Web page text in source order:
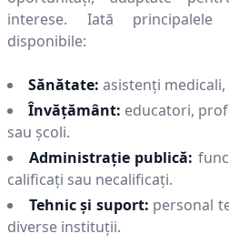
interese. Iată
disponibile:
Sănătate: asistenți
Învățământ: educatori,
sau școli.
Administrație publică:
calificați sau necalificați.
Tehnic și suport: personal
diverse instituții.